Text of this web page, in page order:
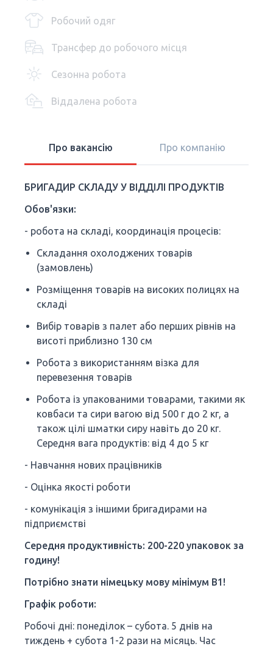
Робочий одяг
Трансфер до робочого місця
Сезонна робота
Віддалена робота
Про вакансію Про компанію
БРИГАДИР СКЛАДУ У ВІДДІЛІ ПРОДУКТІВ
Обов'язки:
- робота на складі, координація процесів:
Складання охолоджених товарів
(замовлень)
Розміщення товарів на високих полицях на
складі
Вибір товарів з палет або перших рівнів на
висоті приблизно 130 см
Робота з використанням візка для
перевезення товарів
Робота із упакованими товарами, такими як
ковбаси та сири вагою від 500 г до 2 кг, а
також цілі шматки сиру навіть до 20 кг.
Середня вага продуктів: від 4 до 5 кг
- Навчання нових працівників
- Оцінка якості роботи
- комунікація з іншими бригадирами на
підприємстві
Середня продуктивність: 200-220 упаковок за
годину!
Потрібно знати німецьку мову мінімум B1!
Графік роботи:
Робочі дні: понеділок – субота. 5 днів на
тиждень + субота 1-2 рази на місяць. Час